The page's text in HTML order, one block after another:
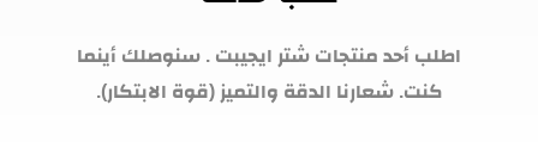
اطلب أحد منتجات شتر ايجيبت . سنوصلك أينما
كنت. شعارنا الدقة والتميز (قوة الابتكار).